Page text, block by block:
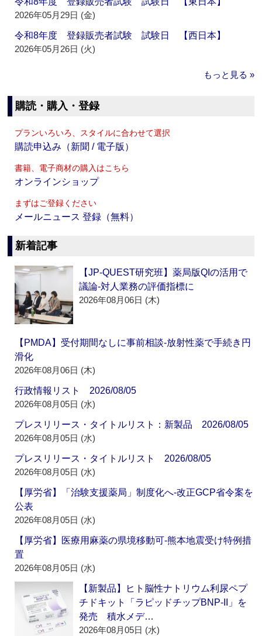
2026年05月29日 (金)
令和8年度 登録販売者試験 試験日 【西日本】
2026年05月26日 (火)
もっと見る »
購読・購入・登録
プランいろいろ、スタイルに合わせて選択
購読申込み（新聞 / 電子版）
書籍、電子商材の購入はこちら
オンラインショップ
まずはご登録ください
メールニュース 登録（無料）
新着記事
【JP-QUEST研究班】薬局版QIの活用で
議論‐対人業務の評価指標に
2026年08月06日 (木)
【PMDA】受付期間なしに事前相談‐放射性薬で手続き円
滑化
2026年08月06日 (木)
行政情報リスト 2026/08/05
2026年08月05日 (水)
プレスリリース・タイトルリスト：新製品 2026/08/05
2026年08月05日 (水)
プレスリリース・タイトルリスト 2026/08/05
2026年08月05日 (水)
【厚労省】「治験支援薬局」制度化へ‐改正GCP省令案を
公表
2026年08月05日 (水)
【厚労省】医療用麻薬の県境移動可‐熊本地震受け特例措
置
2026年08月05日 (水)
【新製品】ヒト脳性ナトリウム利尿ペプ
チドキット「ラピッドチップBNP-II」を
発売 積水メデ…
2026年08月05日 (水)